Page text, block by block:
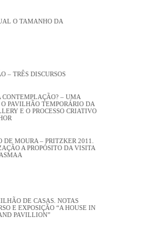
O TAMANHO DA
– TRÊS DISCURSOS
CONTEMPLAÇÃO? – UMA
O PAVILHÃO TEMPORÁRIO DA
E O PROCESSO CRIATIVO
DE MOURA – PRITZKER 2011.
A PROPÓSITO DA VISITA
DE CASAS. NOTAS
E EXPOSIÇÃO “A HOUSE IN
PAVILLION”